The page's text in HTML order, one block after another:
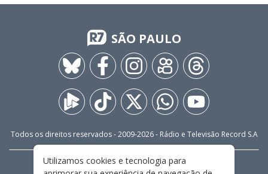
SÃO PAULO
Todos os direitos reservados - 2009-2026- Rádio e Televisão Record S.A
FALE CONOSCO PRIVACIDADE
Utilizamos cookies e tecnologia para